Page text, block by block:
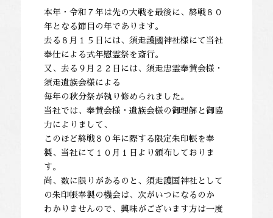
本年・令和７年は先の大戦を最後に、終戦８０
年となる節目の年であります。
去る８月１５日には、須走護國神社様にて当社
奉仕による式年慰霊祭を斎行。
又、去る９月２２日には、須走忠霊奉賛会様・
須走遺族会様による
毎年の秋分祭が執り修められました。
当社では、奉賛会様・遺族会様の御理解と御協
力によりまして、
このほど終戦８０年に際する限定朱印帳を奉
製、当社にて１０月１日より頒布しておりま
す。
尚、数に限りがあるのと、須走護国神社として
の朱印帳奉製の機会は、次がいつになるのか
わかりませんので、興味がございます方は一度